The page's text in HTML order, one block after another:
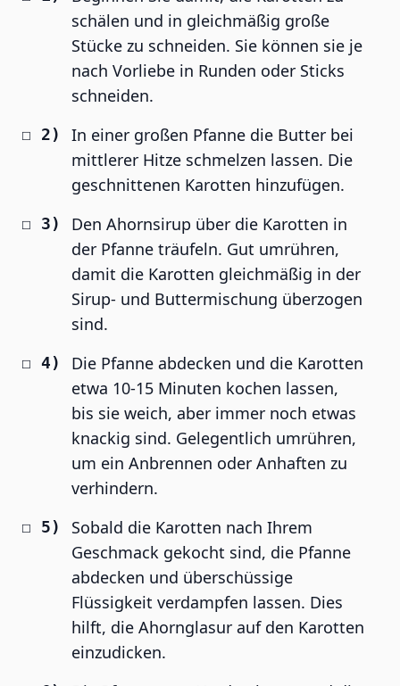
schälen und in gleichmäßig große
Stücke zu schneiden. Sie können sie je
nach Vorliebe in Runden oder Sticks
schneiden.
In einer großen Pfanne die Butter bei
mittlerer Hitze schmelzen lassen. Die
geschnittenen Karotten hinzufügen.
Den Ahornsirup über die Karotten in
der Pfanne träufeln. Gut umrühren,
damit die Karotten gleichmäßig in der
Sirup- und Buttermischung überzogen
sind.
Die Pfanne abdecken und die Karotten
etwa 10-15 Minuten kochen lassen,
bis sie weich, aber immer noch etwas
knackig sind. Gelegentlich umrühren,
um ein Anbrennen oder Anhaften zu
verhindern.
Sobald die Karotten nach Ihrem
Geschmack gekocht sind, die Pfanne
abdecken und überschüssige
Flüssigkeit verdampfen lassen. Dies
hilft, die Ahornglasur auf den Karotten
einzudicken.